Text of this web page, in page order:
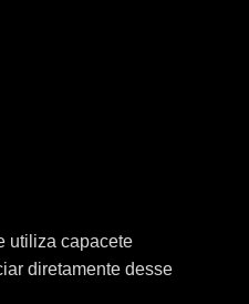
utiliza capacete
diretamente desse